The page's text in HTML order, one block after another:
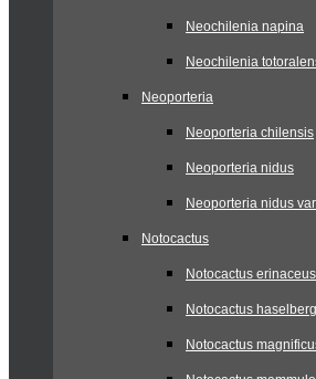
Neochilenia napina
Neochilenia
Neoporteria
Neoporteria chilensis
Neoporteria nidus
Neoporteria nidus
Notocactus
Notocactus erinaceus
Notocactus
Notocactus